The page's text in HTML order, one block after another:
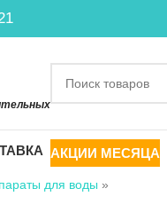
АКЦИИ МЕСЯЦА
для воды »